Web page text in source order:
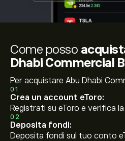
Come posso
Dhabi Commercial
Per acquistare Abu Dhabi
01
Crea un account eToro:
Registrati su eToro e verifica
02
Deposita fondi:
Deposita fondi sul tuo conto